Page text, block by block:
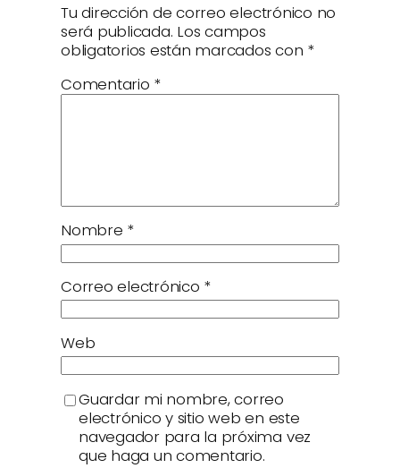
Tu dirección de correo electrónico no
será publicada. Los campos
obligatorios están marcados con *
Comentario *
Nombre *
Correo electrónico *
Web
Guardar mi nombre, correo
electrónico y sitio web en este
navegador para la próxima vez
que haga un comentario.